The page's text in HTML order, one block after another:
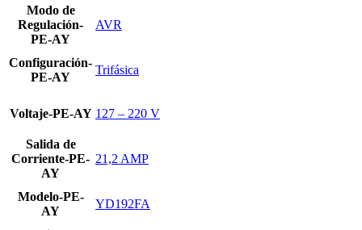
Modo de
Regulación-
PE-AY
AVR
Configuración-
PE-AY
Trifásica
Voltaje-PE-AY 127 – 220 V
Salida de
Corriente-PE-
AY
21,2 AMP
Modelo-PE-
AY
YD192FA